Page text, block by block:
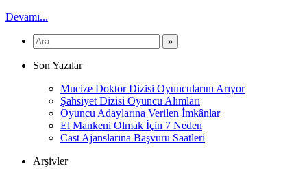
Devamı...
Son Yazılar
Mucize Doktor Dizisi Oyuncularını Arıyor
Şahsiyet Dizisi Oyuncu Alımları
Oyuncu Adaylarına Verilen İmkânlar
El Mankeni Olmak İçin 7 Neden
Cast Ajanslarına Başvuru Saatleri
Arşivler